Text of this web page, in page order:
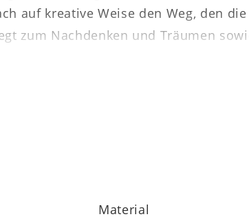
auf kreative Weise den Weg, den
zum Nachdenken und Träumen
Material